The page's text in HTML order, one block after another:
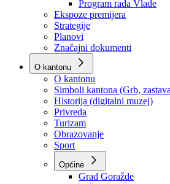
Vlada
Poslovnik
Program rada Vlade
Ekspoze premijera
Strategije
Planovi
Značajni dokumenti
O kantonu
O kantonu
Simboli kantona (Grb, zastava)
Historija (digitalni muzej)
Privreda
Turizam
Obrazovanje
Sport